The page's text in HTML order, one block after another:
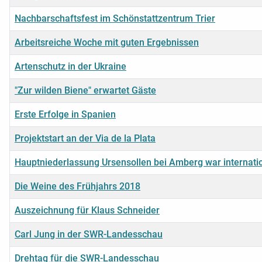
Nachbarschaftsfest im Schönstattzentrum Trier
Arbeitsreiche Woche mit guten Ergebnissen
Artenschutz in der Ukraine
"Zur wilden Biene" erwartet Gäste
Erste Erfolge in Spanien
Projektstart an der Via de la Plata
Hauptniederlassung Ursensollen bei Amberg war
Die Weine des Frühjahrs 2018
Auszeichnung für Klaus Schneider
Carl Jung in der SWR-Landesschau
Drehtag für die SWR-Landesschau